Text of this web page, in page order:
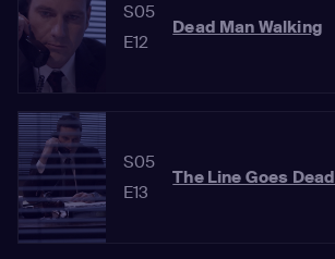
S05
E12
Dead Man Walking
S05
E13
The Line Goes Dead